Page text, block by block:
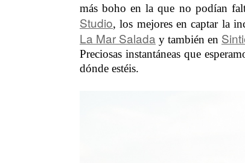
más boho en la que no podían
Studio, los mejores en captar la
La Mar Salada y también en
Preciosas instantáneas que
dónde estéis.